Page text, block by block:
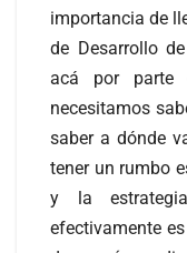
importancia de
de Desarrollo
acá por parte
necesitamos
saber a dónde
tener un rumbo
y la
efectivamente